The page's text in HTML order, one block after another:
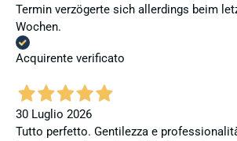
Termin verzögerte sich allerdings beim
Wochen.
Acquirente verificato
30 Luglio 2026
Tutto perfetto. Gentilezza e